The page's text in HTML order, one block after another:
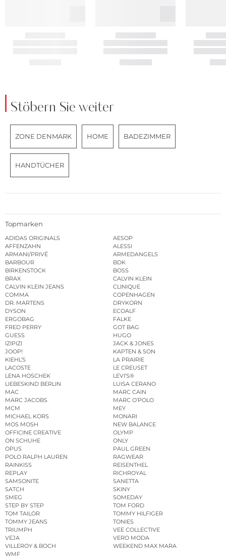
Stöbern Sie weiter
ZONE DENMARK HOME BADEZIMMER
HANDTÜCHER
Topmarken
ADIDAS ORIGINALS
AESOP
AFFENZAHN
ALESSI
ARMANI/PRIVÉ
ARMEDANGELS
BARBOUR
BDK
BIRKENSTOCK
BOSS
BRAX
CALVIN KLEIN
CALVIN KLEIN JEANS
CLINIQUE
COMMA
COPENHAGEN
DR. MARTENS
DRYKORN
DYSON
ECOALF
ERGOBAG
FALKE
FRED PERRY
GOT BAG
GUESS
HUGO
IZIPIZI
JACK & JONES
JOOP!
KAPTEN & SON
KIEHL’S
LA PRAIRIE
LACOSTE
LE CREUSET
LENA HOSCHEK
LEVI’S®
LIEBESKIND BERLIN
LUISA CERANO
MAC
MARC CAIN
MARC JACOBS
MARC O’POLO
MCM
MEY
MICHAEL KORS
MONARI
MOS MOSH
NEW BALANCE
OFFICINE CREATIVE
OLYMP
ON SCHUHE
ONLY
OPUS
PAUL GREEN
POLO RALPH LAUREN
RAGWEAR
RAINKISS
REISENTHEL
REPLAY
RICHROYAL
SAMSONITE
SANETTA
SATCH
SKINY
SMEG
SOMEDAY
STEP BY STEP
TOM FORD
TOM TAILOR
TOMMY HILFIGER
TOMMY JEANS
TONIES
TRIUMPH
VEE COLLECTIVE
VEJA
VERO MODA
VILLEROY & BOCH
WEEKEND MAX MARA
WMF